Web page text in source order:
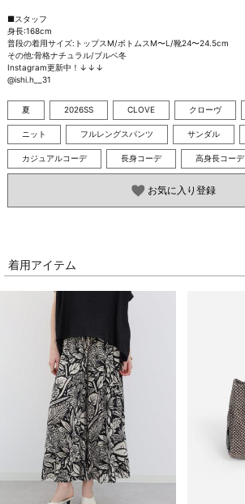
■スタッフ
身長:168cm
普段の着用サイズ:トップスM/ボトムスM〜L/靴24〜24.5cm
その他:骨格ナチュラル/ブルベ冬
Instagram更新中！↓↓↓
@ishi.h__31
夏 2026SS CLOVE クローヴ
ニット フルレングスパンツ サンダル
カジュアルコーデ 長身コーデ 高身長コーデ
お気に入り登録
着用アイテム